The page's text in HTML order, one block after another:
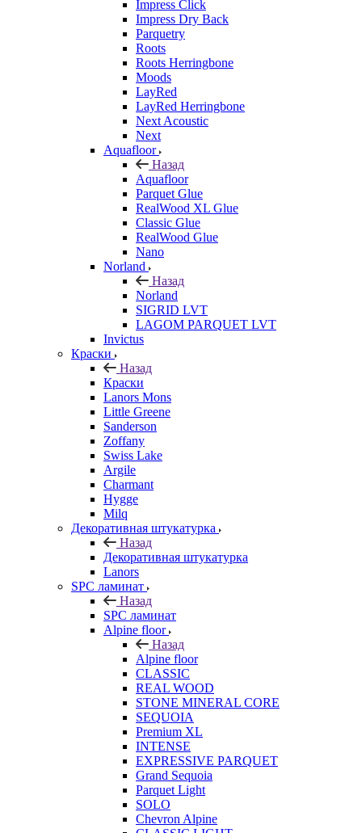
Impress Click
Impress Dry Back
Parquetry
Roots
Roots Herringbone
Moods
LayRed
LayRed Herringbone
Next Acoustic
Next
Aquafloor
Назад
Aquafloor
Parquet Glue
RealWood XL Glue
Classic Glue
RealWood Glue
Nano
Norland
Назад
Norland
SIGRID LVT
LAGOM PARQUET LVT
Invictus
Краски
Назад
Краски
Lanors Mons
Little Greene
Sanderson
Zoffany
Swiss Lake
Argile
Charmant
Hygge
Milq
Декоративная штукатурка
Назад
Декоративная штукатурка
Lanors
SPC ламинат
Назад
SPC ламинат
Alpine floor
Назад
Alpine floor
CLASSIC
REAL WOOD
STONE MINERAL CORE
SEQUOIA
Premium XL
INTENSE
EXPRESSIVE PARQUET
Grand Sequoia
Parquet Light
SOLO
Chevron Alpine